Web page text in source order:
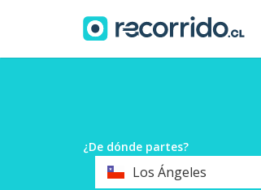
¿De dónde partes?
OrigenLos Ángeles